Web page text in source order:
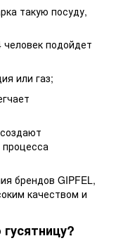
такую посуду,
подойдет
или газ;
брендов GIPFEL,
качеством и